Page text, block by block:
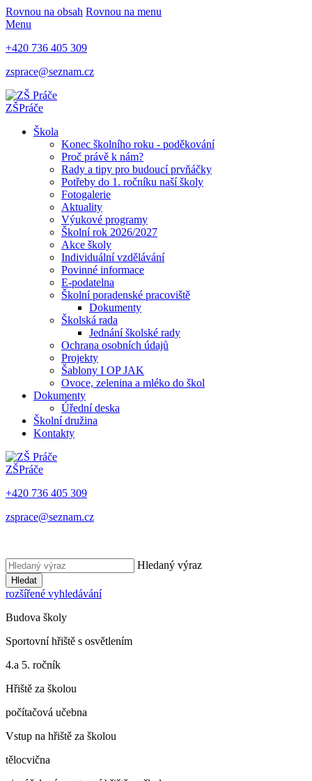
Rovnou na obsah Rovnou na menu
Menu
+420 736 405 309
zsprace@seznam.cz
ZŠPráče
Škola
Konec školního roku - poděkování
Proč právě k nám?
Rady a tipy pro budoucí prvňáčky
Potřeby do 1. ročníku naší školy
Fotogalerie
Aktuality
Výukové programy
Školní rok 2026/2027
Akce školy
Individuální vzdělávání
Povinné informace
E-podatelna
Školní poradenské pracoviště
Dokumenty
Školská rada
Jednání školské rady
Ochrana osobních údajů
Projekty
Šablony I OP JAK
Ovoce, zelenina a mléko do škol
Dokumenty
Úřední deska
Školní družina
Kontakty
ZŠPráče
+420 736 405 309
zsprace@seznam.cz
Hledaný výraz
Hledat
rozšířené vyhledávání
Budova školy
Sportovní hřiště s osvětlením
4.a 5. ročník
Hřiště za školou
počítačová učebna
Vstup na hřiště za školou
tělocvična